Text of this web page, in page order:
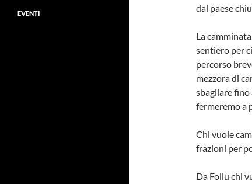
dal paese
La
sentiero per
percorso
mezzora di
sbagliare fino
fermeremo a
Chi vuole
frazioni per
Da Follu chi
EVENTI